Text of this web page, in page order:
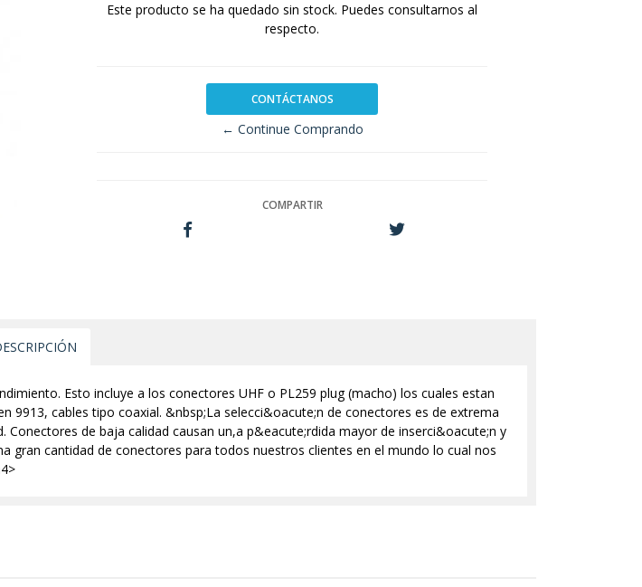
Este producto se ha quedado sin stock. Puedes consultarnos al
respecto.
CONTÁCTANOS
← Continue Comprando
COMPARTIR
Esto incluye a los conectores UHF o PL259 plug (macho) los cuales estan
9913, cables tipo coaxial. &nbsp;La selecci&oacute;n de conectores es de extrema
de baja calidad causan un,a p&eacute;rdida mayor de inserci&oacute;n y
gran cantidad de conectores para todos nuestros clientes en el mundo lo cual nos